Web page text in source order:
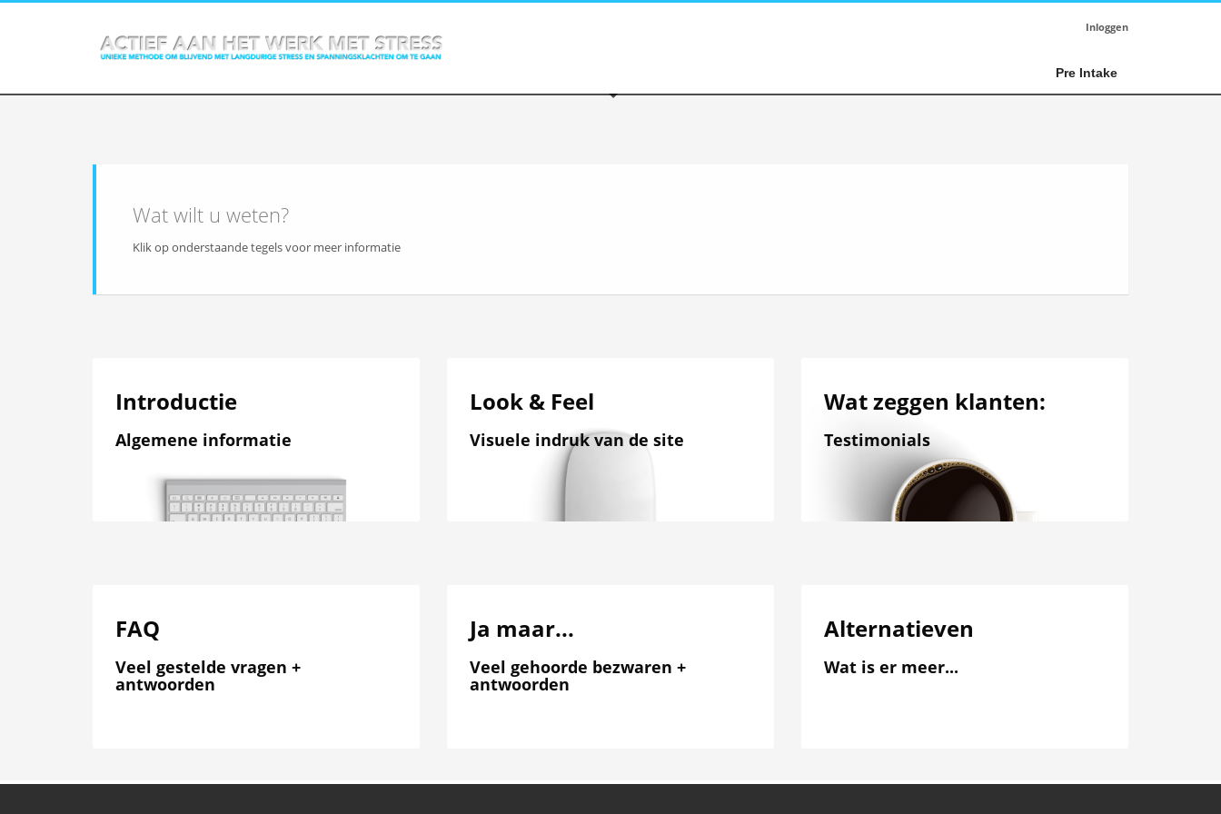
Inloggen
Pre Intake
Info
Wat wilt u weten?
Klik op onderstaande tegels voor meer informatie
Introductie
Algemene informatie
Look & Feel
Visuele indruk van de site
Wat zeggen klanten:
Testimonials
FAQ
Veel gestelde vragen +
antwoorden
Ja maar...
Veel gehoorde bezwaren +
antwoorden
Alternatieven
Wat is er meer...